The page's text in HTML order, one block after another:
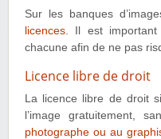
Sur les banques
licences . Il est
chacune afin de ne pas
Licence libre de droit
La licence libre de droit
l’image gratuitement,
photographe ou au